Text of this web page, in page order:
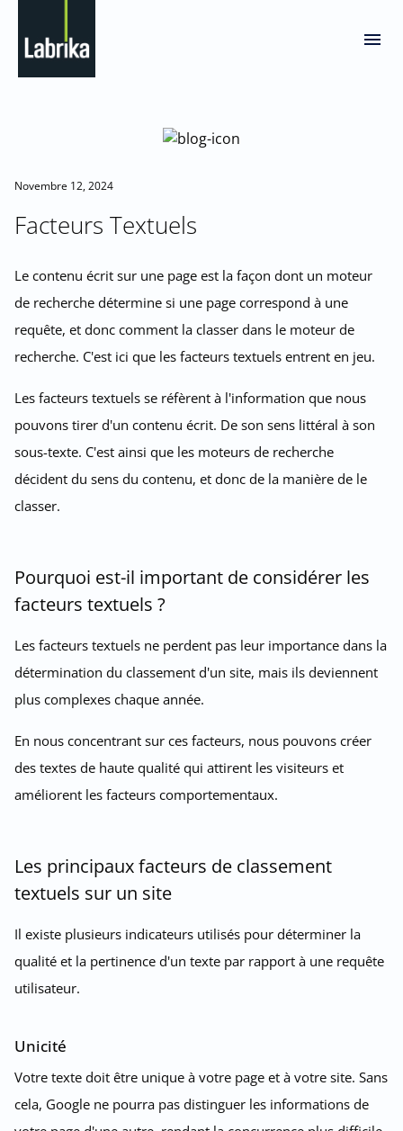
Novembre 12, 2024
Facteurs Textuels
Le contenu écrit sur une page est la façon dont un moteur
de recherche détermine si une page correspond à une
requête, et donc comment la classer dans le moteur de
recherche. C'est ici que les facteurs textuels entrent en jeu.
Les facteurs textuels se réfèrent à l'information que nous
pouvons tirer d'un contenu écrit. De son sens littéral à son
sous-texte. C'est ainsi que les moteurs de recherche
décident du sens du contenu, et donc de la manière de le
classer.
Pourquoi est-il important de considérer les
facteurs textuels ?
Les facteurs textuels ne perdent pas leur importance dans la
détermination du classement d'un site, mais ils deviennent
plus complexes chaque année.
En nous concentrant sur ces facteurs, nous pouvons créer
des textes de haute qualité qui attirent les visiteurs et
améliorent les facteurs comportementaux.
Les principaux facteurs de classement
textuels sur un site
Il existe plusieurs indicateurs utilisés pour déterminer la
qualité et la pertinence d'un texte par rapport à une requête
utilisateur.
Unicité
Votre texte doit être unique à votre page et à votre site. Sans
cela, Google ne pourra pas distinguer les informations de